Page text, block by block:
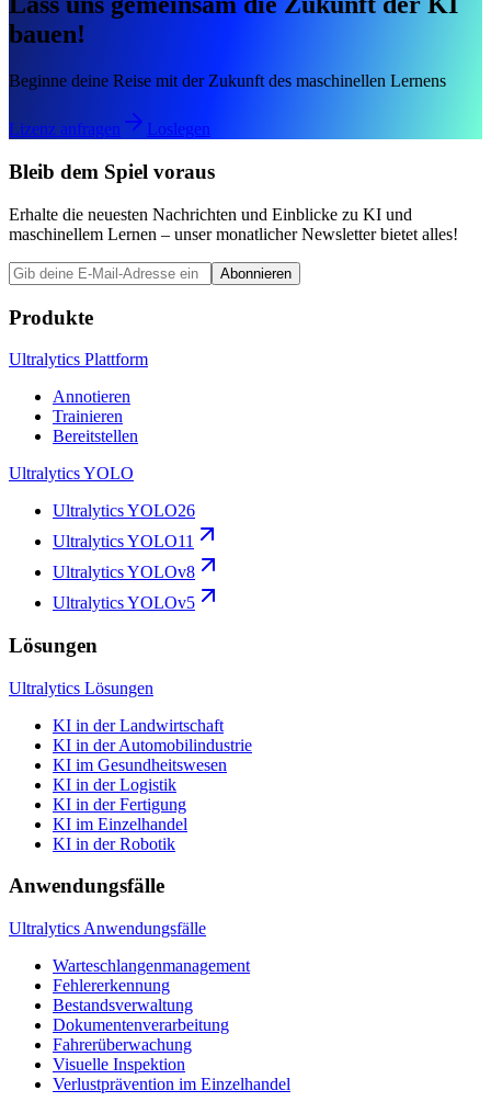
bauen!
Beginne deine Reise mit der Zukunft des maschinellen Lernens
Lizenz anfragen Loslegen
Bleib dem Spiel voraus
Erhalte die neuesten Nachrichten und Einblicke zu KI und
maschinellem Lernen – unser monatlicher Newsletter bietet alles!
Abonnieren
Produkte
Ultralytics Plattform
Annotieren
Trainieren
Bereitstellen
Ultralytics YOLO
Ultralytics YOLO26
Ultralytics YOLO11
Ultralytics YOLOv8
Ultralytics YOLOv5
Lösungen
Ultralytics Lösungen
KI in der Landwirtschaft
KI in der Automobilindustrie
KI im Gesundheitswesen
KI in der Logistik
KI in der Fertigung
KI im Einzelhandel
KI in der Robotik
Anwendungsfälle
Ultralytics Anwendungsfälle
Warteschlangenmanagement
Fehlererkennung
Bestandsverwaltung
Dokumentenverarbeitung
Fahrerüberwachung
Visuelle Inspektion
Verlustprävention im Einzelhandel